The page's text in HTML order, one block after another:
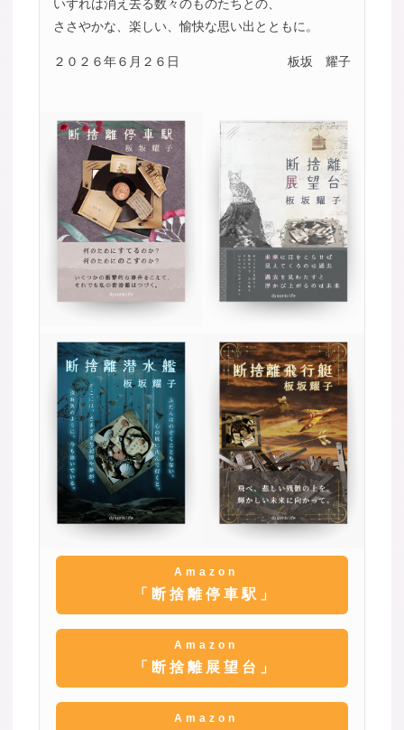
いずれは消え去る数々のものたちとの、
ささやかな、楽しい、愉快な思い出とともに。
２０２６年６月２６日 板坂 耀子
Amazon
「断捨離停車駅」
Amazon
「断捨離展望台」
Amazon